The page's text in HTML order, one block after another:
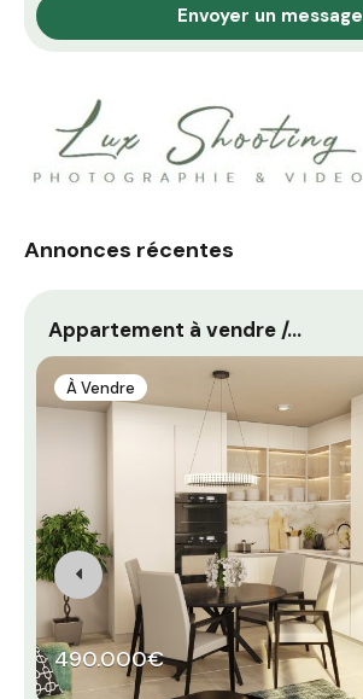
Envoyer un message
Annonces récentes
Appartement à vendre /…
À Vendre
490.000€